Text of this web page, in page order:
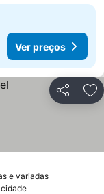
Ver preços
Partilhar
e variadas